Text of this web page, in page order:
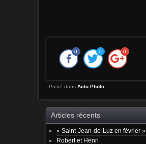
0 0 0
Posté dans Actu Photo
Articles récents
« Saint-Jean-de-Luz en février »
Robert et Henri